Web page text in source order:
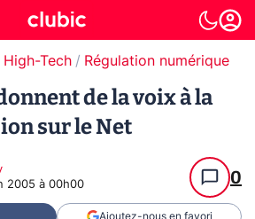
Tech Régulation numérique
de la voix à la
sur le Net
2005 à 00h00 0
Ajoutez-nous en favori